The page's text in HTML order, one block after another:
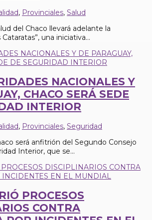
, Provinciales, Salud
del Chaco llevará adelante la
una iniciativa...
NACIONALES Y
CHACO SERÁ SEDE
INTERIOR
, Provinciales, Seguridad
será anfitrión del Segundo Consejo
Interior, que se...
PROCESOS
CONTRA